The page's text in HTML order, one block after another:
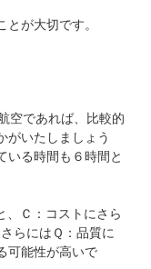
が大切です。
空であれば、比較的
がいたしましょう
いる時間も６時間と
、Ｃ：コストにさら
らにはＱ：品質に
可能性が高いで